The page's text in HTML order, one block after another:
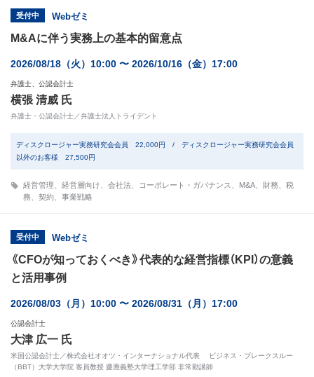
受付中 Webゼミ
M&Aに伴う実務上の基本的留意点
2026/08/18（火）10:00 〜 2026/10/16（金）17:00
弁護士、公認会計士
横張 清威 氏
弁護士・公認会計士／弁護士法人トライデント
ディスクロージャー実務研究会会員 22,000円 / ディスクロージャー実務研究会会員
以外のお客様 27,500円
経営管理 経営層向け 会社法 コーポレート・ガバナンス M&A 財務
税
務
契約 事業戦略
受付中 Webゼミ
《CFOが知っておくべき》代表的な経営指標（KPI）の意義
と活用事例
2026/08/03（月）10:00 〜 2026/08/31（月）17:00
公認会計士
大津 広一 氏
米国公認会計士／株式会社オオツ・インターナショナル代表 ビジネス・ブレークスルー
（BBT）大学大学院 客員教授 慶應義塾大学理工学部 非常勤講師